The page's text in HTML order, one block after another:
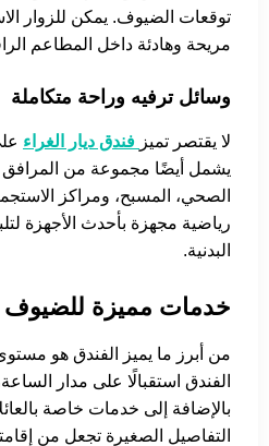
توقعات الضيوف. يمكن للزوار
مريحة وهادئة داخل المطاعم
وسائل ترفيه وراحة متكاملة
لا يقتصر تميز فندق ديار الغراء
يشمل أيضًا مجموعة من المرافق
الصحي، المسبح، ومراكز
رياضية مجهزة بأحدث الأجهزة
البدنية.
خدمات مميزة للضيوف
من أبرز ما يميز الفندق هو مستوى
الفندق استقبالًا على مدار
بالإضافة إلى خدمات خاصة
التفاصيل الصغيرة تجعل من